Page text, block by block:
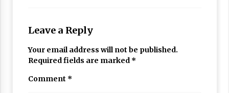
Leave a Reply
Your email address will not be published.
Required fields are marked *
Comment *